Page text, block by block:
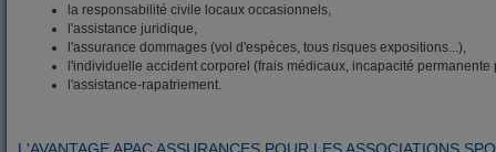
la responsabilité civile locaux occasionnels,
l'assistance juridique,
l'assurance dommages (vol d'espèces, tous risques expositions...),
l'individuelle accident corporel (frais médicaux, incapacité permanente
l'assistance-rapatriement.
L'AVANTAGE APAC ASSURANCES POUR LES ASSOCIATIONS